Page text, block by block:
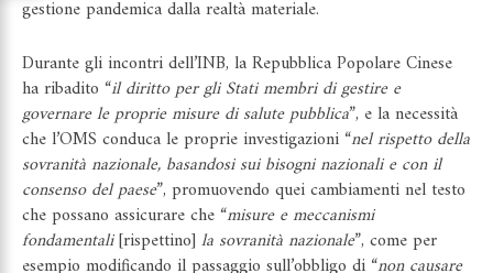
gestione pandemica dalla realtà materiale.
Durante gli incontri dell’INB, la Repubblica Popolare Cinese
ha ribadito “il diritto per gli Stati membri di gestire e
governare le proprie misure di salute pubblica”, e la necessità
che l’OMS conduca le proprie investigazioni “nel rispetto della
sovranità nazionale, basandosi sui bisogni nazionali e con il
consenso del paese”, promuovendo quei cambiamenti nel testo
che possano assicurare che “misure e meccanismi
fondamentali[rispettino] la sovranità nazionale”, come per
esempio modificando il passaggio sull’obbligo di “non causare